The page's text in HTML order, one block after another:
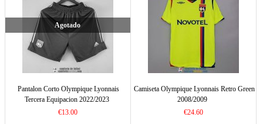
Agotado
Pantalon Corto Olympique Lyonnais
Tercera Equipacion 2022/2023
€13.00
Camiseta Olympique Lyonnais Retro Green
2008/2009
€24.60